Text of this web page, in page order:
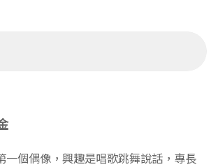
一個偶像，興趣是唱歌跳舞說話，專長